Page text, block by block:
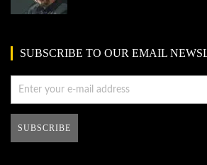
SUBSCRIBE TO OUR EMAIL